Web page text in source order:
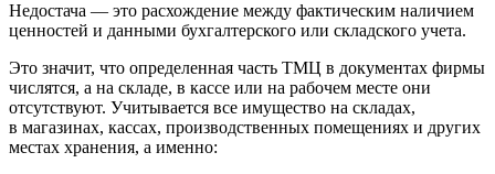
Недостача — это расхождение между фактическим наличием
ценностей и данными бухгалтерского или складского учета.
Это значит, что определенная часть ТМЦ в документах фирмы
числятся, а на складе, в кассе или на рабочем месте они
отсутствуют. Учитывается все имущество на складах,
в магазинах, кассах, производственных помещениях и других
местах хранения, а именно: